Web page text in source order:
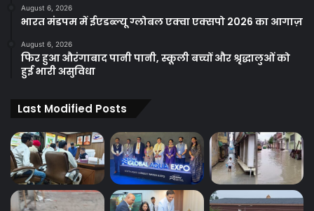
August 6, 2026
भारत मंडपम में ईएडब्ल्यू ग्लोबल एक्वा एक्सपो 2026 का आगाज़
August 6, 2026
फिर हुआ औरंगाबाद पानी पानी, स्कूली बच्चों और श्रृद्धालुओं को
हुई भारी असुविधा
Last Modified Posts